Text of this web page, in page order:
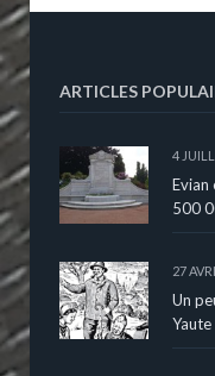
ARTICLES
4
Evian
500
27
Un
Yaute